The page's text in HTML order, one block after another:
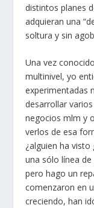
distintos planes
adquieran una
soltura y sin
Una vez
multinivel, yo
experimentadas
desarrollar
negocios mlm y
verlos de esa
¿alguien ha
una sólo línea
pero hago un
comenzaron en
creciendo, han